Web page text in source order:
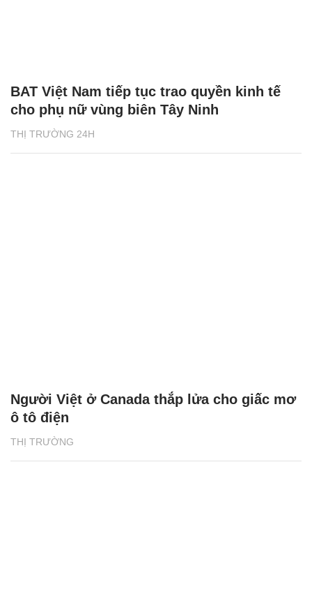
THỊ TRƯỜNG 24H
BAT Việt Nam tiếp tục trao quyền kinh tế
cho phụ nữ vùng biên Tây Ninh
THỊ TRƯỜNG
Người Việt ở Canada thắp lửa cho giấc mơ
ô tô điện